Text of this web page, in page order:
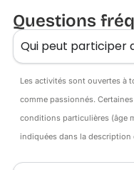
Questions
Qui peut participer
Les activités sont ouvertes à
comme passionnés.
conditions particulières (âge
indiquées dans la description